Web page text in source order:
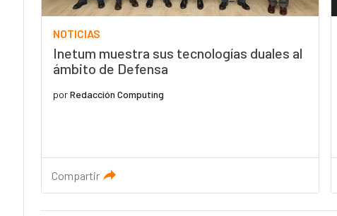
NOTICIAS
Inetum muestra sus tecnologías duales al
ámbito de Defensa
porRedacción Computing
Compartir